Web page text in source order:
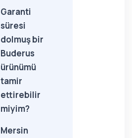
Garanti
süresi
dolmuş bir
Buderus
ürünümü
tamir
ettirebilir
miyim?
Mersin